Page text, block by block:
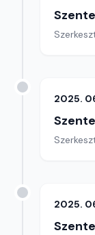
2025.
2025.